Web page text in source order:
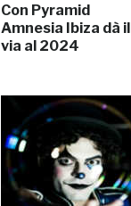
Con Pyramid
Amnesia Ibiza dà il
via al 2024